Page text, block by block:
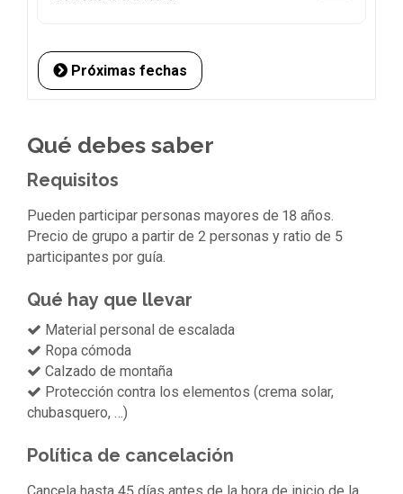
Próximas fechas
Qué debes saber
Requisitos
Pueden participar personas mayores de 18 años.
Precio de grupo a partir de 2 personas y ratio de 5
participantes por guía.
Qué hay que llevar
Material personal de escalada
Ropa cómoda
Calzado de montaña
Protección contra los elementos (crema solar,
chubasquero, …)
Política de cancelación